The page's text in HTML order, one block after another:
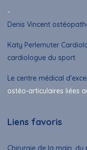
-
Denis Vincent
Katy Perlemuter
cardiologue du sport
Le centre médical
ostéo-articulaires liées
Liens favoris
Chirurgie de la main,